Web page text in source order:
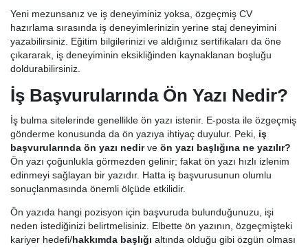
Yeni mezunsanız ve iş deneyiminiz yoksa, özgeçmiş CV
hazırlama sırasında iş deneyimlerinizin yerine staj deneyimini
yazabilirsiniz. Eğitim bilgilerinizi ve aldığınız sertifikaları da öne
çıkararak, iş deneyiminin eksikliğinden kaynaklanan boşluğu
doldurabilirsiniz.
İş Başvurularında Ön Yazı Nedir?
İş bulma sitelerinde genellikle ön yazı istenir. E-posta ile özgeçmiş
gönderme konusunda da ön yazıya ihtiyaç duyulur. Peki, iş
başvurularında ön yazı nedirve ön yazı başlığına ne yazılır?
Ön yazı çoğunlukla görmezden gelinir; fakat ön yazı hızlı izlenim
edinmeyi sağlayan bir yazıdır. Hatta iş başvurusunun olumlu
sonuçlanmasında önemli ölçüde etkilidir.
Ön yazıda hangi pozisyon için başvuruda bulunduğunuzu, işi
neden istediğinizi belirtmelisiniz. Elbette ön yazının, özgeçmişteki
kariyer hedefi/hakkımda başlığı altında olduğu gibi özgün olması